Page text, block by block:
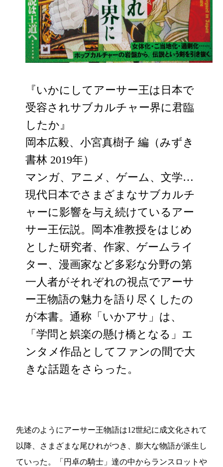
『いかにしてアーサー王は日本で
受容されサブカルチャー界に君臨
したか』
岡本広毅、小宮真樹子 編（みずき
書林 2019年）
マンガ、アニメ、ゲーム、文学…
現代日本でさまざまなサブカルチ
ャーに影響を与え続けているアー
サー王伝説。岡本准教授をはじめ
とした研究者、作家、ゲームライ
ター、漫画家など多彩な分野の第
一人者がそれぞれの視点でアーサ
ー王物語の魅力を語り尽くしたの
が本書。通称「いかアサ」は、
「学問と娯楽の懸け橋となる」エ
ンタメ作品としてファンの間で大
きな話題をさらった。
先述のようにアーサー王物語は12世紀に成文化されて
以降、さまざまな尾ひれがつき、膨大な物語が派生し
ていった。「円卓の騎士」達の中からランスロットや